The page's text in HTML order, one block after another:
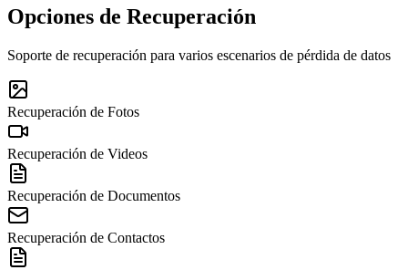
Opciones de Recuperación
Soporte de recuperación para varios escenarios de pérdida de datos
Recuperación de Fotos
Recuperación de Videos
Recuperación de Documentos
Recuperación de Contactos